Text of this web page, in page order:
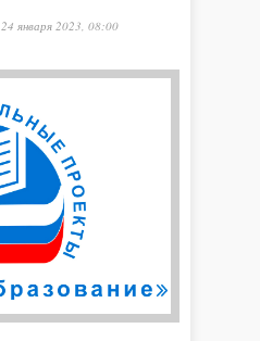
24 января 2023, 08:00